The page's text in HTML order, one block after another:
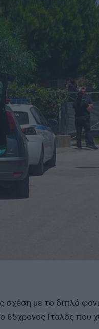
σχέση με το διπλό
65χρονος Ιταλός που